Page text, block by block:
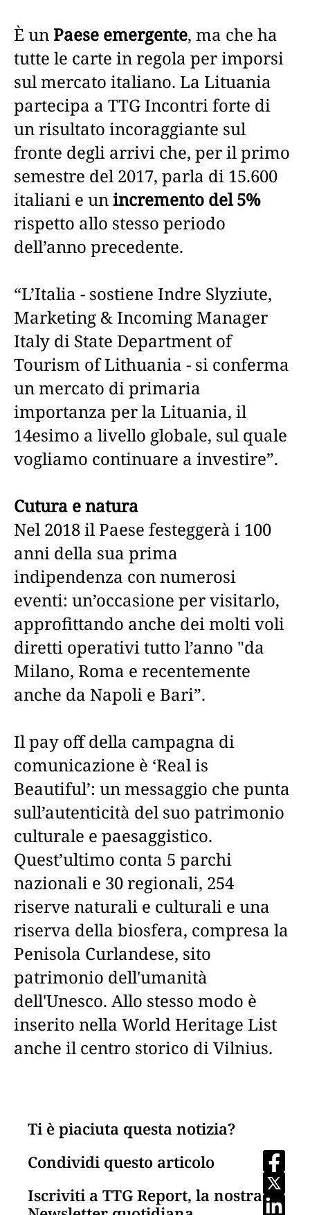
È unPaese emergente, ma che ha
tutte le carte in regola per imporsi
sul mercato italiano. La Lituania
partecipa a TTG Incontri forte di
un risultato incoraggiante sul
fronte degli arrivi che, per il primo
semestre del 2017, parla di 15.600
italiani e unincremento del 5%
rispetto allo stesso periodo
dell’anno precedente.
“L’Italia - sostiene Indre Slyziute,
Marketing & Incoming Manager
Italy di State Department of
Tourism of Lithuania - si conferma
un mercato di primaria
importanza per la Lituania, il
14esimo a livello globale, sul quale
vogliamo continuare a investire”.
Cutura e natura
Nel 2018 il Paese festeggerà i 100
anni della sua prima
indipendenza con numerosi
eventi: un’occasione per visitarlo,
approfittando anche dei molti voli
diretti operativi tutto l’anno "da
Milano, Roma e recentemente
anche da Napoli e Bari”.
Il pay off della campagna di
comunicazione è ‘Real is
Beautiful’: un messaggio che punta
sull’autenticità del suo patrimonio
culturale e paesaggistico.
Quest’ultimo conta 5 parchi
nazionali e 30 regionali, 254
riserve naturali e culturali e una
riserva della biosfera, compresa la
Penisola Curlandese, sito
patrimonio dell'umanità
dell'Unesco. Allo stesso modo è
inserito nella World Heritage List
anche il centro storico di Vilnius.
Ti è piaciuta questa notizia?
Condividi questo articolo
Iscriviti a TTG Report, la nostra